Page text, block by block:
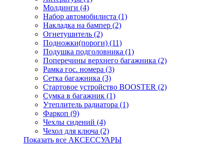
Молдинги (4)
Набор автомобилиста (1)
Накладка на бампер (2)
Огнетушитель (2)
Подножки(пороги) (11)
Подушка подголовника (1)
Поперечины верхнего багажника (2)
Рамка гос. номера (3)
Сетка багажника (3)
Стартовое устройство BOOSTER (2)
Сумка в багажник (1)
Утеплитель радиатора (1)
Фаркоп (9)
Чехлы сидений (4)
Чехол для ключа (2)
Показать все АКСЕССУАРЫ